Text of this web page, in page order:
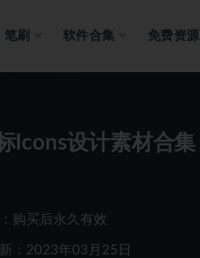
笔刷 软件合集 免费资源
Icons设计素材合集
购买后永久有效
：2023年03月25日